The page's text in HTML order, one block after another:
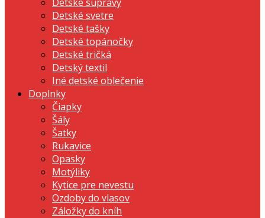
Detské svetre
Detské tašky
Detské topánočky
Detské tričká
Detský textil
Iné detské oblečenie
Doplnky
Čiapky
Šály
Šatky
Rukavice
Opasky
Motýliky
Kytice pre nevestu
Ozdoby do vlasov
Záložky do kníh